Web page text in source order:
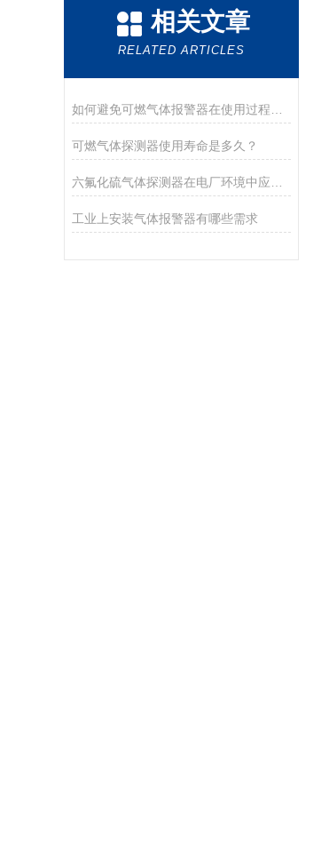
相关文章
RELATED ARTICLES
可燃气体探测器使用寿命是多久？
工业上安装气体报警器有哪些需求